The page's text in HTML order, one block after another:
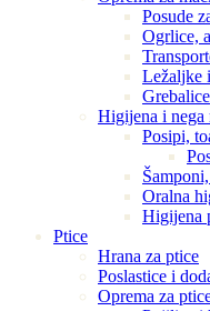
Posude
Ogrlice,
Ležaljke
Grebalice
Higijena i nega
Posipi,
Oralna
Higijena
Ptice
Hrana za ptice
Poslastice i
Oprema za